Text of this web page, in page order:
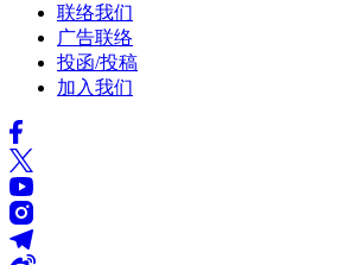
联络我们
广告联络
投函/投稿
加入我们